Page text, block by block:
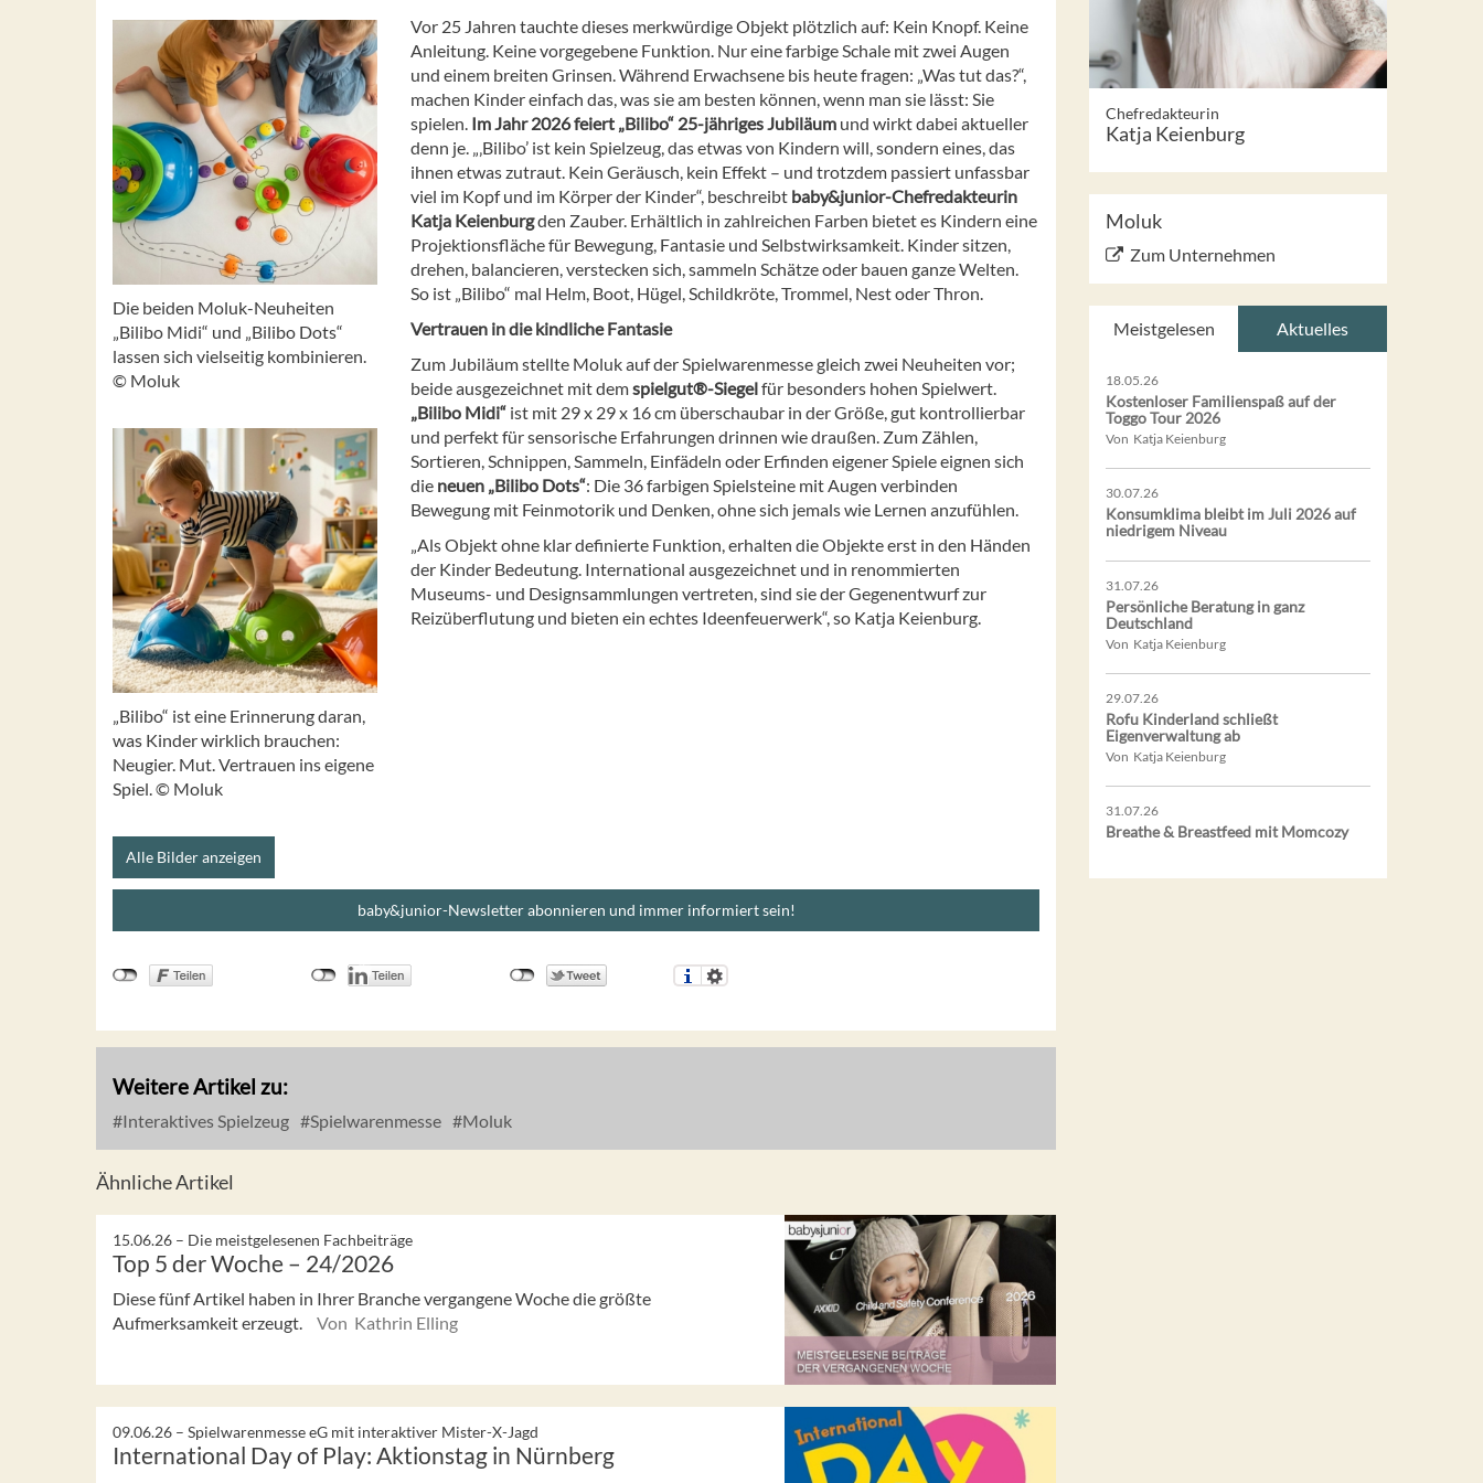
Die beiden Moluk-Neuheiten
„Bilibo Midi“ und „Bilibo Dots“
lassen sich vielseitig kombinieren.
© Moluk
„Bilibo“ ist eine Erinnerung daran,
was Kinder wirklich brauchen:
Neugier. Mut. Vertrauen ins eigene
Spiel. © Moluk
Alle Bilder anzeigen
Vor 25 Jahren tauchte dieses merkwürdige Objekt plötzlich auf: Kein Knopf. Keine
Anleitung. Keine vorgegebene Funktion. Nur eine farbige Schale mit zwei Augen
und einem breiten Grinsen. Während Erwachsene bis heute fragen: „Was tut das?“,
machen Kinder einfach das, was sie am besten können, wenn man sie lässt: Sie
spielen. Im Jahr 2026 feiert „Bilibo“ 25-jähriges Jubiläum und wirkt dabei aktueller
denn je. „‚Bilibo’ ist kein Spielzeug, das etwas von Kindern will, sondern eines, das
ihnen etwas zutraut. Kein Geräusch, kein Effekt – und trotzdem passiert unfassbar
viel im Kopf und im Körper der Kinder“, beschreibt baby&junior-Chefredakteurin
Katja Keienburgden Zauber. Erhältlich in zahlreichen Farben bietet es Kindern eine
Projektionsfläche für Bewegung, Fantasie und Selbstwirksamkeit. Kinder sitzen,
drehen, balancieren, verstecken sich, sammeln Schätze oder bauen ganze Welten.
So ist „Bilibo“ mal Helm, Boot, Hügel, Schildkröte, Trommel, Nest oder Thron.
Vertrauen in die kindliche Fantasie
Zum Jubiläum stellte Moluk auf der Spielwarenmesse gleich zwei Neuheiten vor;
beide ausgezeichnet mit demspielgut®-Siegelfür besonders hohen Spielwert.
„Bilibo Midi“ ist mit 29 x 29 x 16 cm überschaubar in der Größe, gut kontrollierbar
und perfekt für sensorische Erfahrungen drinnen wie draußen. Zum Zählen,
Sortieren, Schnippen, Sammeln, Einfädeln oder Erfinden eigener Spiele eignen sich
die neuen „Bilibo Dots“: Die 36 farbigen Spielsteine mit Augen verbinden
Bewegung mit Feinmotorik und Denken, ohne sich jemals wie Lernen anzufühlen.
„Als Objekt ohne klar definierte Funktion, erhalten die Objekte erst in den Händen
der Kinder Bedeutung. International ausgezeichnet und in renommierten
Museums- und Designsammlungen vertreten, sind sie der Gegenentwurf zur
Reizüberflutung und bieten ein echtes Ideenfeuerwerk“, so Katja Keienburg.
baby&junior-Newsletter abonnieren und immer informiert sein!
Weitere Artikel zu:
Interaktives Spielzeug Spielwarenmesse Moluk
Ähnliche Artikel
15.06.26 – Die meistgelesenen Fachbeiträge
Top 5 der Woche – 24/2026
Diese fünf Artikel haben in Ihrer Branche vergangene Woche die größte
Aufmerksamkeit erzeugt.
Von Kathrin Elling
09.06.26 – Spielwarenmesse eG mit interaktiver Mister-X-Jagd
International Day of Play: Aktionstag in Nürnberg
Chefredakteurin
Katja Keienburg
Moluk
Zum Unternehmen
Meistgelesen Aktuelles
18.05.26
Kostenloser Familienspaß auf der
Toggo Tour 2026
Von Katja Keienburg
30.07.26
Konsumklima bleibt im Juli 2026 auf
niedrigem Niveau
31.07.26
Persönliche Beratung in ganz
Deutschland
Von Katja Keienburg
29.07.26
Rofu Kinderland schließt
Eigenverwaltung ab
Von Katja Keienburg
31.07.26
Breathe & Breastfeed mit Momcozy